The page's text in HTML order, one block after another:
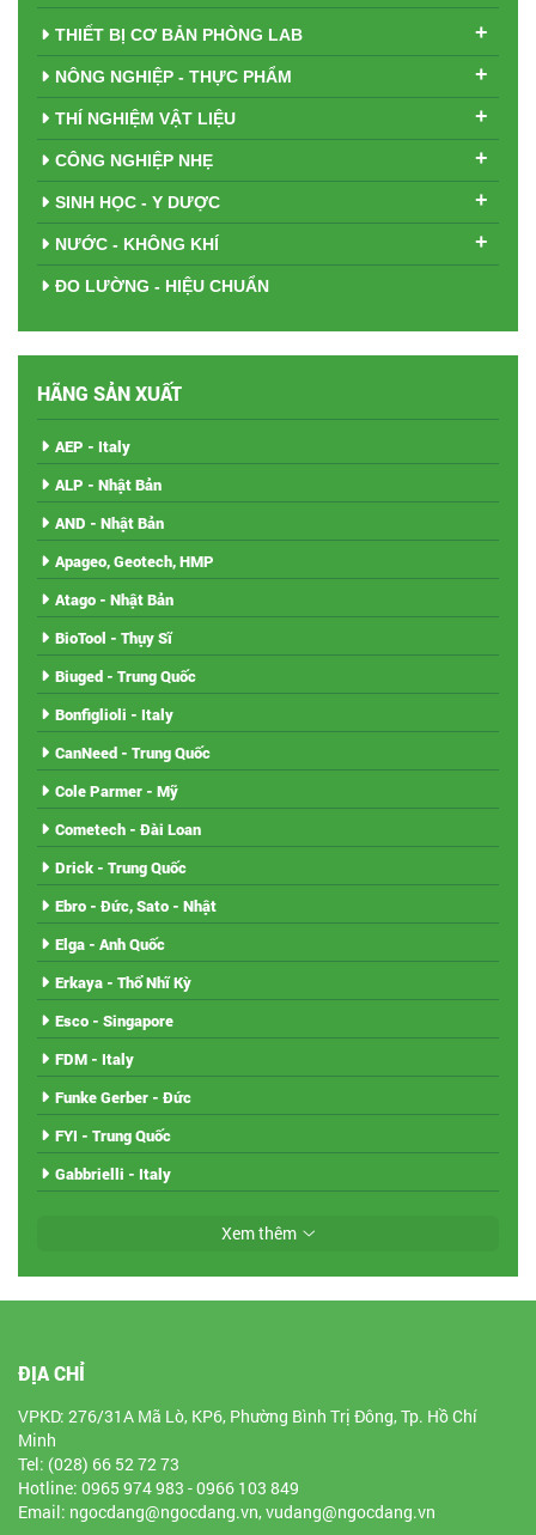
THIẾT BỊ CƠ BẢN PHÒNG LAB +
NÔNG NGHIỆP - THỰC PHẨM +
THÍ NGHIỆM VẬT LIỆU +
CÔNG NGHIỆP NHẸ +
SINH HỌC - Y DƯỢC +
NƯỚC - KHÔNG KHÍ +
ĐO LƯỜNG - HIỆU CHUẨN
HÃNG SẢN XUẤT
AEP - Italy
ALP - Nhật Bản
AND - Nhật Bản
Apageo, Geotech, HMP
Atago - Nhật Bản
BioTool - Thụy Sĩ
Biuged - Trung Quốc
Bonfiglioli - Italy
CanNeed - Trung Quốc
Cole Parmer - Mỹ
Cometech - Đài Loan
Drick - Trung Quốc
Ebro - Đức, Sato - Nhật
Elga - Anh Quốc
Erkaya - Thổ Nhĩ Kỳ
Esco - Singapore
FDM - Italy
Funke Gerber - Đức
FYI - Trung Quốc
Gabbrielli - Italy
Xem thêm
ĐỊA CHỈ
VPKD: 276/31A Mã Lò, KP6, Phường Bình Trị Đông, Tp. Hồ Chí
Minh
Tel: (028) 66 52 72 73
Hotline: 0965 974 983 - 0966 103 849
Email: ngocdang@ngocdang.vn, vudang@ngocdang.vn